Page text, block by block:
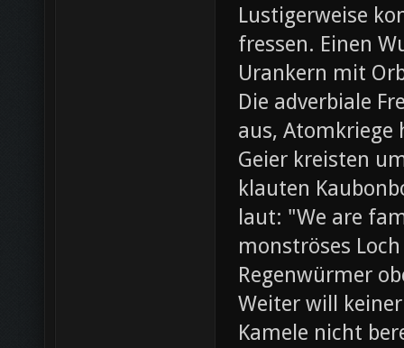
Lustigerweise
fressen. Einen
Urankern mit
Die adverbiale
aus,
Geier kreisten
klauten
laut: "We are
monströses
Regenwürmer
Weiter will
Kamele nicht